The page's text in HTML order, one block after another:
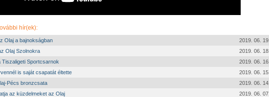
hír(ek):
Olaj a bajnokságban
2019. 06. 19.
Olaj Szolnokra
2019. 06. 18.
Tiszaligeti Sportcsarnok
2019. 06. 16.
is saját csapatát éltette
2019. 06. 15.
Pécs bronzcsata
2019. 06. 14.
az küzdelmeket az Olaj
2019. 06. 07.